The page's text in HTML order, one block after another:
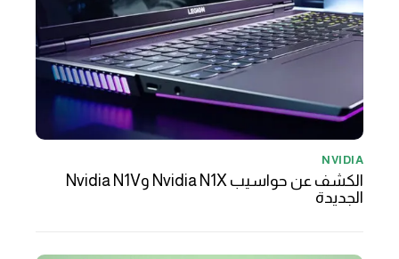
NVIDIA
الكشف عن حواسيب Nvidia N1X وNvidia N1V
الجديدة